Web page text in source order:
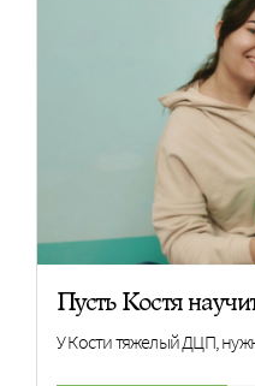
Пусть Костя
У Кости тяжелый ДЦП,